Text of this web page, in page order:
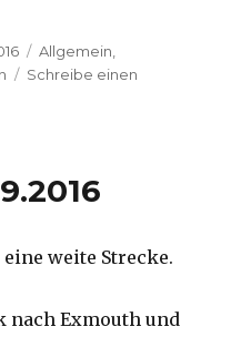
Kategorien
Allgemein
Schreibe einen
weite Strecke.
nach Exmouth und